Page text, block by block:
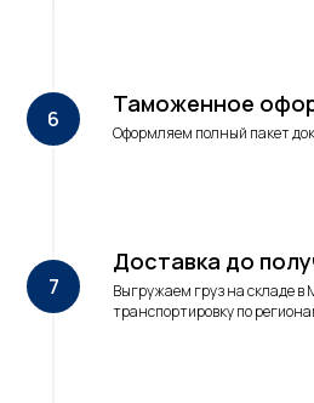
Таможенное
Оформляем полный пакет
Доставка до
Выгружаем груз на складе в
транспортировку по